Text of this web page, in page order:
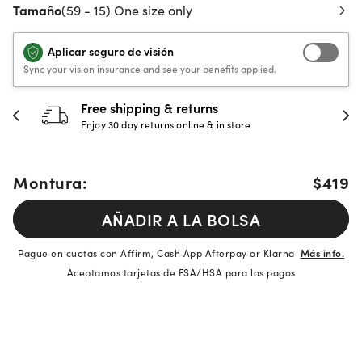
Tamaño(59 - 15) One size only
Aplicar seguro de visión
Sync your vision insurance and see your benefits applied.
Free shipping & returns
Enjoy 30 day returns online & in store
Montura:
$419
AÑADIR A LA BOLSA
Pague en cuotas con Affirm, Cash App Afterpay or Klarna Más info.
Aceptamos tarjetas de FSA/HSA para los pagos